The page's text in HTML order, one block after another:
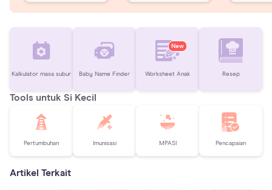
Kalkulator masa subur Baby Name Finder
New
Worksheet Anak Resep
Tools untuk Si Kecil
Pertumbuhan Imunisasi MPASI Pencapaian
Artikel Terkait